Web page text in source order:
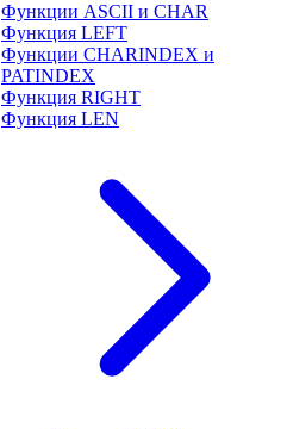
Функции ASCII и CHAR
Функция LEFT
Функции CHARINDEX и
PATINDEX
Функция RIGHT
Функция LEN